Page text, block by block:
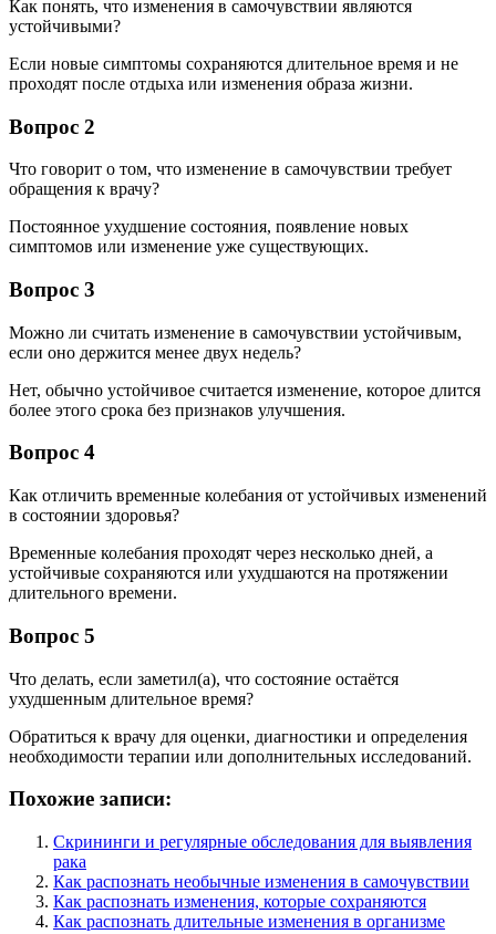
Как понять, что изменения в самочувствии являются
устойчивыми?
Если новые симптомы сохраняются длительное время и не
проходят после отдыха или изменения образа жизни.
Вопрос 2
Что говорит о том, что изменение в самочувствии требует
обращения к врачу?
Постоянное ухудшение состояния, появление новых
симптомов или изменение уже существующих.
Вопрос 3
Можно ли считать изменение в самочувствии устойчивым,
если оно держится менее двух недель?
Нет, обычно устойчивое считается изменение, которое длится
более этого срока без признаков улучшения.
Вопрос 4
Как отличить временные колебания от устойчивых изменений
в состоянии здоровья?
Временные колебания проходят через несколько дней, а
устойчивые сохраняются или ухудшаются на протяжении
длительного времени.
Вопрос 5
Что делать, если заметил(а), что состояние остаётся
ухудшенным длительное время?
Обратиться к врачу для оценки, диагностики и определения
необходимости терапии или дополнительных исследований.
Похожие записи:
Скрининги и регулярные обследования для выявления
рака
Как распознать необычные изменения в самочувствии
Как распознать изменения, которые сохраняются
Как распознать длительные изменения в организме